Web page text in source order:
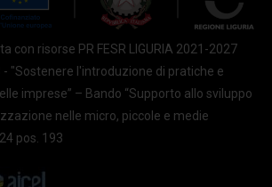
con risorse PR FESR LIGURIA 2021-2027
- "Sostenere l'introduzione di pratiche e
imprese” – Bando “Supporto allo sviluppo
nelle micro, piccole e medie
pos. 193